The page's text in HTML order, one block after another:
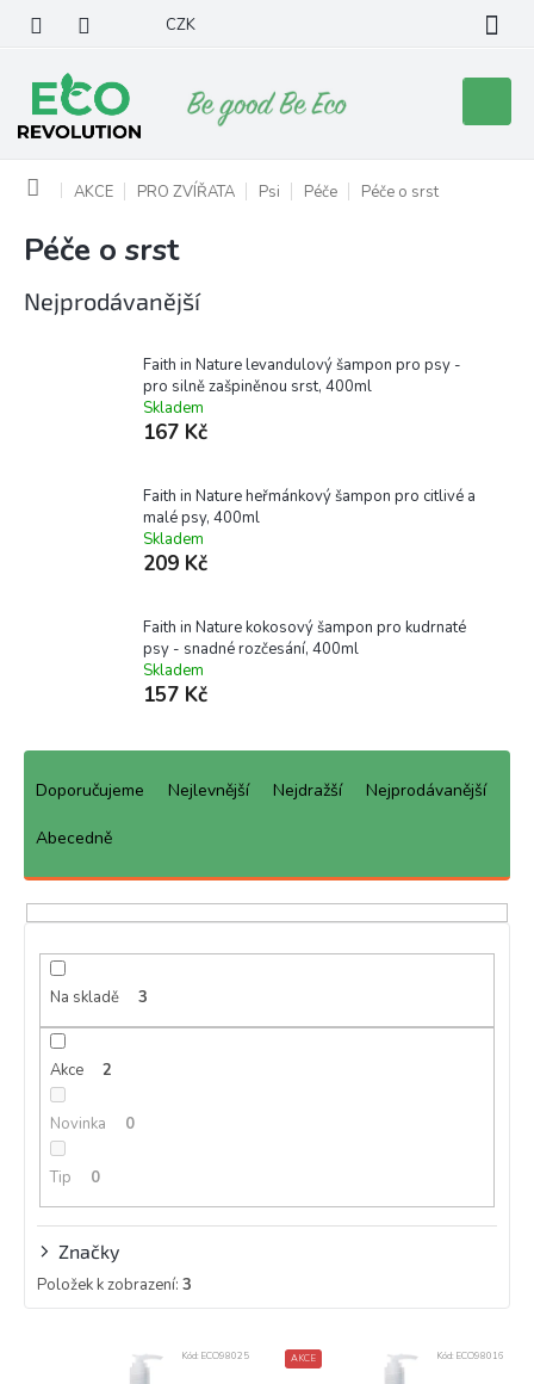
obsah
CZK
košík
Domů AKCE PRO ZVÍŘATA Psi Péče Péče o srst
Péče o srst
Nejprodávanější
Faith in Nature levandulový šampon pro psy -
pro silně zašpiněnou srst, 400ml
Skladem
167 Kč
Faith in Nature heřmánkový šampon pro citlivé a
malé psy, 400ml
Skladem
209 Kč
Faith in Nature kokosový šampon pro kudrnaté
psy - snadné rozčesání, 400ml
Skladem
157 Kč
Ř
p
Doporučujeme Nejlevnější Nejdražší Nejprodávanější
Abecedně
Na skladě 3
Akce 2
Novinka 0
Tip 0
Značky
Položek k zobrazení: 3
Kód: ECO98025 AKCE Kód: ECO98016